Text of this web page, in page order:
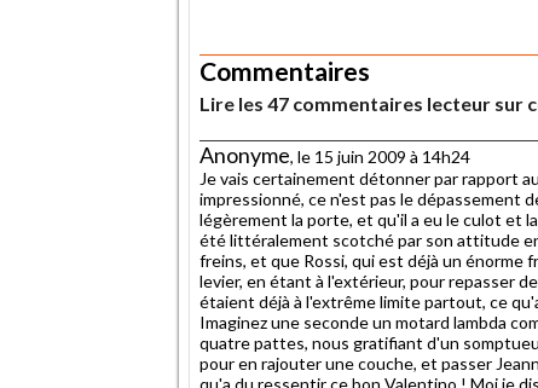
Commentaires
Lire les 47 commentaires lecteur sur
Anonyme, le 15 juin 2009 à 14h24
Je vais certainement détonner par rapport
impressionné, ce n'est pas le dépassement
légèrement la porte, et qu'il a eu le culot et
été littéralement scotché par son attitude
freins, et que Rossi, qui est déjà un énorme
levier, en étant à l'extérieur, pour repasser
étaient déjà à l'extrême limite partout, ce
Imaginez une seconde un motard lambda
quatre pattes, nous gratifiant d'un
pour en rajouter une couche, et passer
qu'a du ressentir ce bon Valentino ! Moi je